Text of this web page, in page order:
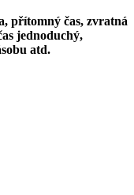
přítomný čas, zvratná
jednoduchý,
atd.